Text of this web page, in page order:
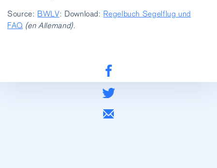
Source: BWLV: Download: Regelbuch Segelflug und
FAQ (en Allemand).